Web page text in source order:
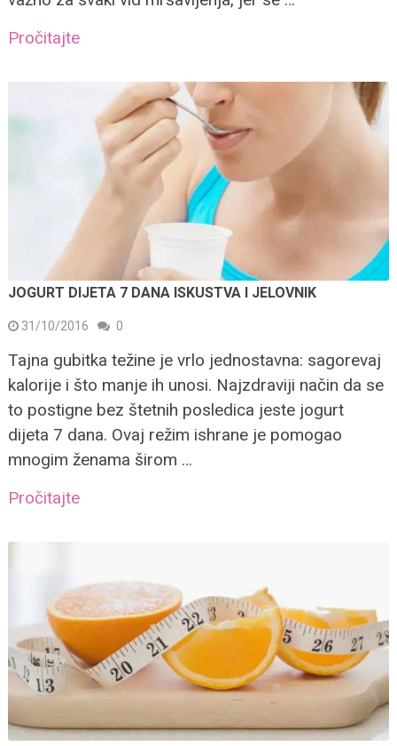
Pročitajte
JOGURT DIJETA 7 DANA ISKUSTVA I JELOVNIK
31/10/2016 0
Tajna gubitka težine je vrlo jednostavna: sagorevaj
kalorije i što manje ih unosi. Najzdraviji način da se
to postigne bez štetnih posledica jeste jogurt
dijeta 7 dana. Ovaj režim ishrane je pomogao
mnogim ženama širom …
Pročitajte